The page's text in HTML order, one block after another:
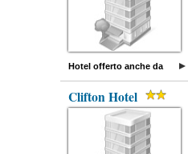
Hotel offerto anche da
Clifton Hotel